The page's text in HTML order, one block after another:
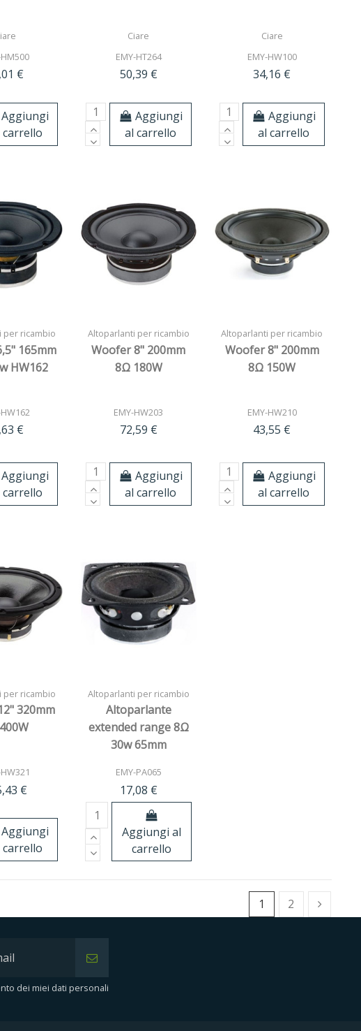
€
Aggiungi
carrello
Ciare
EMY-HT264
50,39 €
Aggiungi
al carrello
Ciare
EMY-HW100
34,16 €
Aggiungi
al carrello
per ricambio
165mm
HW162
€
Aggiungi
carrello
Altoparlanti per ricambio
Woofer 8" 200mm
8Ω 180W
EMY-HW203
72,59 €
Aggiungi
al carrello
Altoparlanti per ricambio
Woofer 8" 200mm
8Ω 150W
EMY-HW210
43,55 €
Aggiungi
al carrello
per ricambio
320mm
€
Aggiungi
carrello
Altoparlanti per ricambio
Altoparlante
extended range 8Ω
30w 65mm
EMY-PA065
17,08 €
Aggiungi al
carrello
1 2
dei miei dati personali